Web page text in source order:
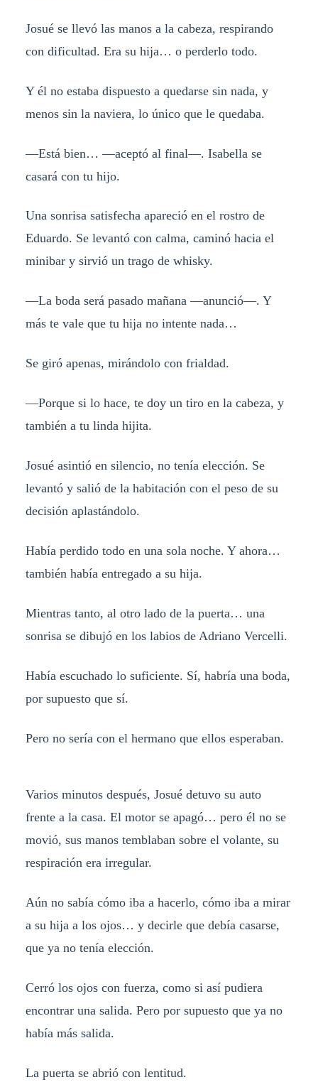
Josué se llevó las manos a la cabeza, respirando
con dificultad. Era su hija… o perderlo todo.
Y él no estaba dispuesto a quedarse sin nada, y
menos sin la naviera, lo único que le quedaba.
—Está bien… —aceptó al final—. Isabella se
casará con tu hijo.
Una sonrisa satisfecha apareció en el rostro de
Eduardo. Se levantó con calma, caminó hacia el
minibar y sirvió un trago de whisky.
—La boda será pasado mañana —anunció—. Y
más te vale que tu hija no intente nada…
Se giró apenas, mirándolo con frialdad.
—Porque si lo hace, te doy un tiro en la cabeza, y
también a tu linda hijita.
Josué asintió en silencio, no tenía elección. Se
levantó y salió de la habitación con el peso de su
decisión aplastándolo.
Había perdido todo en una sola noche. Y ahora…
también había entregado a su hija.
Mientras tanto, al otro lado de la puerta… una
sonrisa se dibujó en los labios de Adriano Vercelli.
Había escuchado lo suficiente. Sí, habría una boda,
por supuesto que sí.
Pero no sería con el hermano que ellos esperaban.
Varios minutos después, Josué detuvo su auto
frente a la casa. El motor se apagó… pero él no se
movió, sus manos temblaban sobre el volante, su
respiración era irregular.
Aún no sabía cómo iba a hacerlo, cómo iba a mirar
a su hija a los ojos… y decirle que debía casarse,
que ya no tenía elección.
Cerró los ojos con fuerza, como si así pudiera
encontrar una salida. Pero por supuesto que ya no
había más salida.
La puerta se abrió con lentitud.